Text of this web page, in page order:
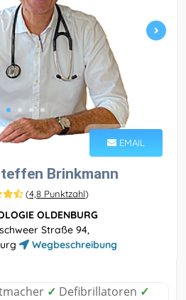
EMAIL
Brinkmann
(4,8 Punktzahl)
OLDENBURG
Straße 94,
Wegbeschreibung
✓ Defibrillatoren ✓